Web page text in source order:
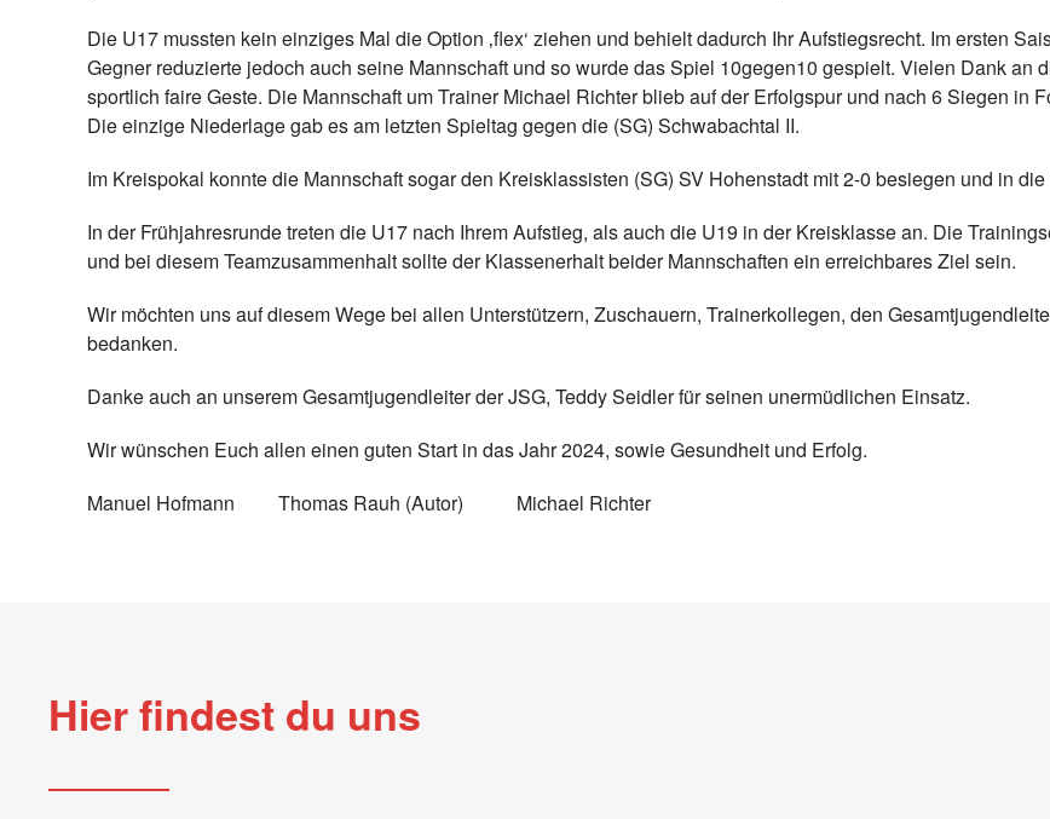
Die U17 mussten kein einziges Mal die Option ‚flex‘ ziehen und behielt dadurch Ihr Aufstiegsrecht. Im ersten
Gegner reduzierte jedoch auch seine Mannschaft und so wurde das Spiel 10gegen10 gespielt. Vielen Dank an
sportlich faire Geste. Die Mannschaft um Trainer Michael Richter blieb auf der Erfolgspur und nach 6 Siegen in
Die einzige Niederlage gab es am letzten Spieltag gegen die (SG) Schwabachtal II.
Im Kreispokal konnte die Mannschaft sogar den Kreisklassisten (SG) SV Hohenstadt mit 2-0 besiegen und in
In der Frühjahresrunde treten die U17 nach Ihrem Aufstieg, als auch die U19 in der Kreisklasse an. Die
und bei diesem Teamzusammenhalt sollte der Klassenerhalt beider Mannschaften ein erreichbares Ziel sein.
Wir möchten uns auf diesem Wege bei allen Unterstützern, Zuschauern, Trainerkollegen, den
bedanken.
Danke auch an unserem Gesamtjugendleiter der JSG, Teddy Seidler für seinen unermüdlichen Einsatz.
Wir wünschen Euch allen einen guten Start in das Jahr 2024, sowie Gesundheit und Erfolg.
Manuel Hofmann Thomas Rauh (Autor) Michael Richter
Hier findest du uns